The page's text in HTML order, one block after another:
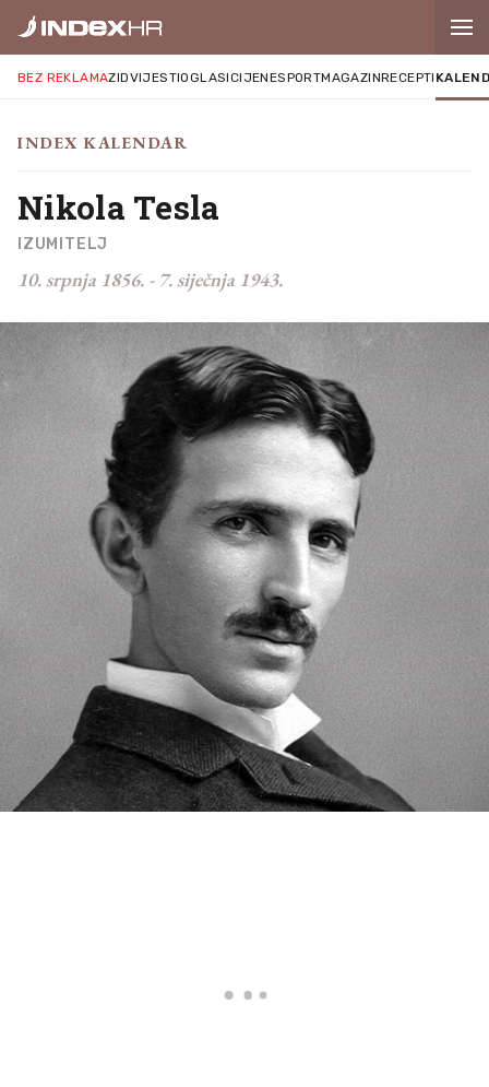
BEZ REKLAMAZIDVIJESTIOGLASICIJENESPORTMAGAZINRECEPTI
INDEX KALENDAR
Nikola Tesla
IZUMITELJ
10. srpnja 1856. - 7. siječnja 1943.